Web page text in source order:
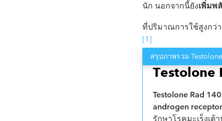
นัก นอกจากนี้ยังเพิ่มพ
ที่ปริมาณการใช้สูงกว่า
[1]
สรุปภาพรวม Testolone
Testolone
Testolone Rad 140
androgen
รักษาโรคมะเร็งเ